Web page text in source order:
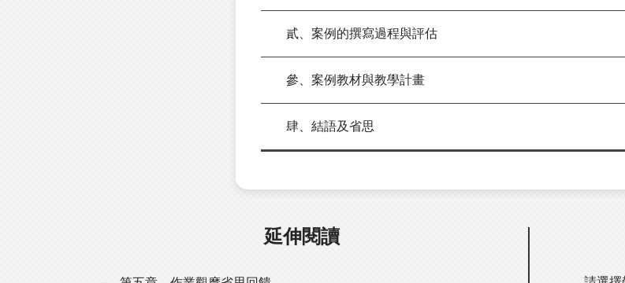
貳、案例的撰寫過程與評估
參、案例教材與教學計畫
肆、結語及省思
延伸閱讀